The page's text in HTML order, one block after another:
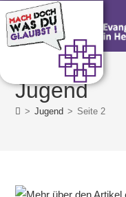
Jugend
> Jugend > Seite 2